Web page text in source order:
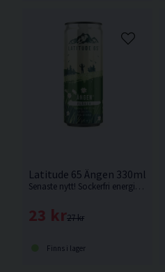
Latitude 65 Ängen 330ml
Senaste nytt! Sockerfri energidryck med smak av fläder.
27 kr
23 kr
Finns i lager